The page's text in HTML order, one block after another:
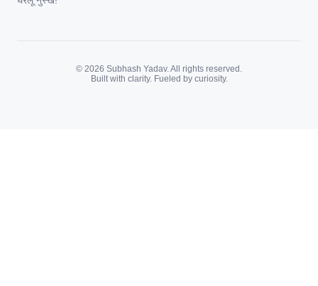
© 2026 Subhash Yadav. All rights reserved.
Built with clarity. Fueled by curiosity.